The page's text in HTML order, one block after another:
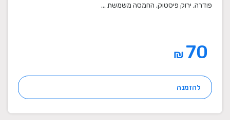
פודרה, ירוק פיסטוק. החמסה משמשת ...
₪
להזמנה